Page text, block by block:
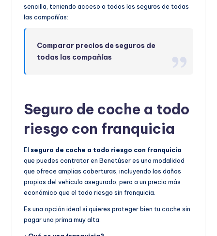
sencilla, teniendo acceso a todos los seguros de todas
las compañías:
Comparar precios de seguros de
todas las compañías
Seguro de coche a todo
riesgo con franquicia
El seguro de coche a todo riesgo con franquicia
que puedes contratar en Benetúser es una modalidad
que ofrece amplias coberturas, incluyendo los daños
propios del vehículo asegurado, pero a un precio más
económico que el todo riesgo sin franquicia.
Es una opción ideal si quieres proteger bien tu coche sin
pagar una prima muy alta.